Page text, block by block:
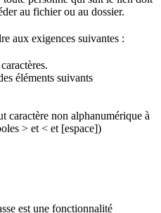
au fichier ou au dossier.
aux exigences suivantes :
éléments suivants
caractère non alphanumérique à
> et < et [espace])
est une fonctionnalité